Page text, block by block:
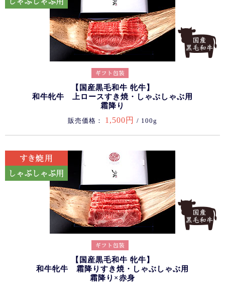
【国産黒毛和牛 牝牛】
和牛牝牛 上ロースすき焼・しゃぶしゃぶ用
霜降り
販売価格： 1,500円 / 100g
【国産黒毛和牛 牝牛】
和牛牝牛 霜降りすき焼・しゃぶしゃぶ用
霜降り×赤身